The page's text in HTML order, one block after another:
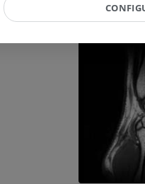
Radiografias do
Radiografias